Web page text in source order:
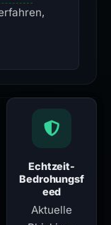
Echtzeit-
Bedrohungsf
eed
Aktuelle